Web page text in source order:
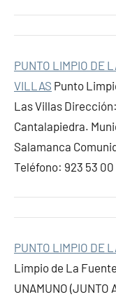
PUNTO LIMPIO DE
VILLAS Punto
Las Villas
Cantalapiedra.
Salamanca
Teléfono: 923 53 00
PUNTO LIMPIO DE
Limpio de La
UNAMUNO (JUNTO